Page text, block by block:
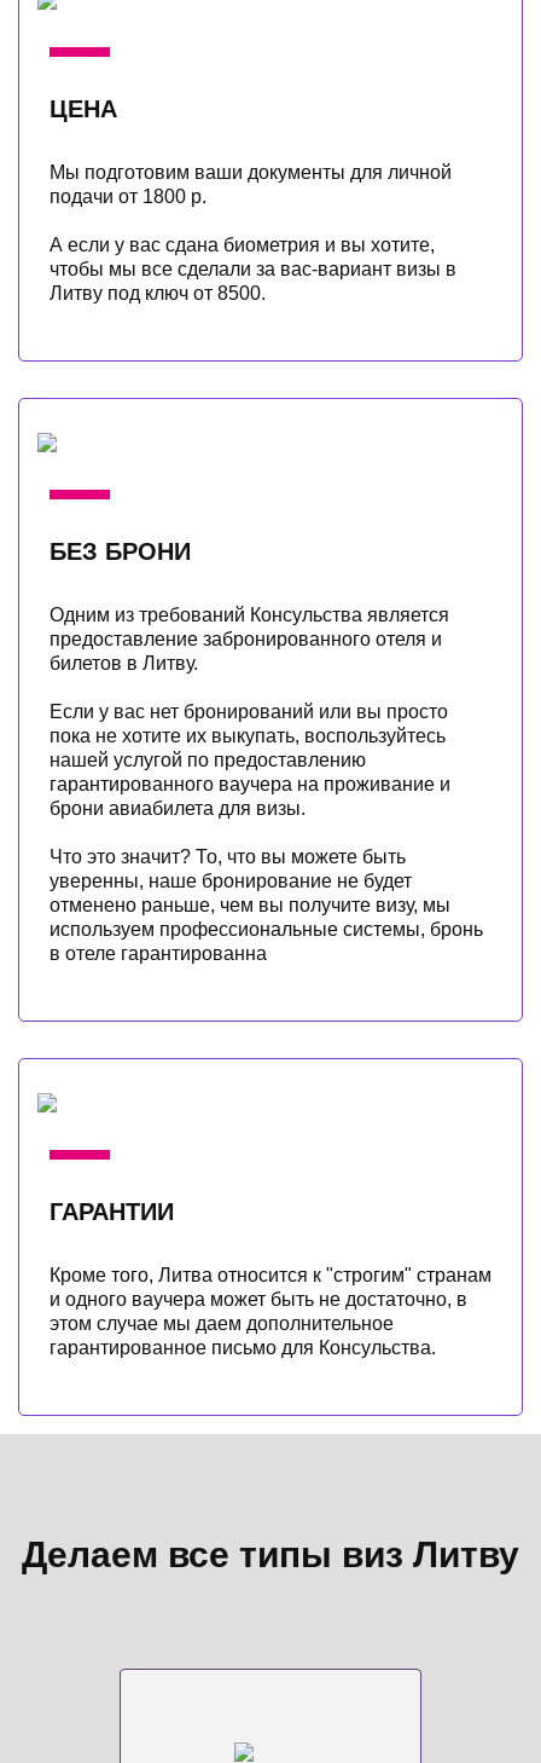
ЦЕНА
Мы подготовим ваши документы для личной
подачи от 1800 р.
А если у вас сдана биометрия и вы хотите,
чтобы мы все сделали за вас-вариант визы в
Литву под ключ от 8500.
БЕЗ БРОНИ
Одним из требований Консульства является
предоставление забронированного отеля и
билетов в Литву.
Если у вас нет бронирований или вы просто
пока не хотите их выкупать, воспользуйтесь
нашей услугой по предоставлению
гарантированного ваучера на проживание и
брони авиабилета для визы.
Что это значит? То, что вы можете быть
уверенны, наше бронирование не будет
отменено раньше, чем вы получите визу, мы
используем профессиональные системы, бронь
в отеле гарантированна
ГАРАНТИИ
Кроме того, Литва относится к "строгим" странам
и одного ваучера может быть не достаточно, в
этом случае мы даем дополнительное
гарантированное письмо для Консульства.
Делаем все типы виз Литву